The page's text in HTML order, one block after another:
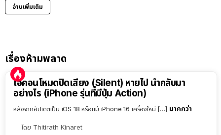
อ่านเพิ่มเติม
เรื่องห้ามพลาด
ไอคอนโหมดปิดเสียง (Silent) หายไป นำกลับมา
อย่างไร (iPhone รุ่นที่มีปุ่ม Action)
หลังจากอัปเดตเป็น iOS 18 หรือแม้ iPhone 16 เครื่องใหม่ […] มากกว่า
โดย Thitirath Kinaret